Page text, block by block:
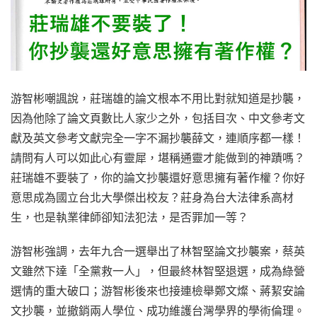
游智彬嘲諷說，莊瑞雄的論文根本不用比對就知道是抄襲，
因為他除了論文頁數比人家少之外，包括目次、中文參考文
獻及英文參考文獻完全一字不漏抄襲薛文，連順序都一樣！
請問有人可以如此心有靈犀，堪稱通靈才能做到的神蹟嗎？
莊瑞雄不要裝了，你的論文抄襲還好意思擁有著作權？你好
意思成為國立台北大學傑出校友？莊身為台大法律系高材
生，也是執業律師卻知法犯法，是否罪加一等？
游智彬強調，去年九合一選舉出了林智堅論文抄襲案，蔡英
文雖然下達「全黨救一人」，但最終林智堅退選，成為綠營
選情的重大破口；游智彬後來也接連檢舉鄭文燦、蔣絜安論
文抄襲，並撤銷兩人學位、成功維護台灣學界的學術倫理。